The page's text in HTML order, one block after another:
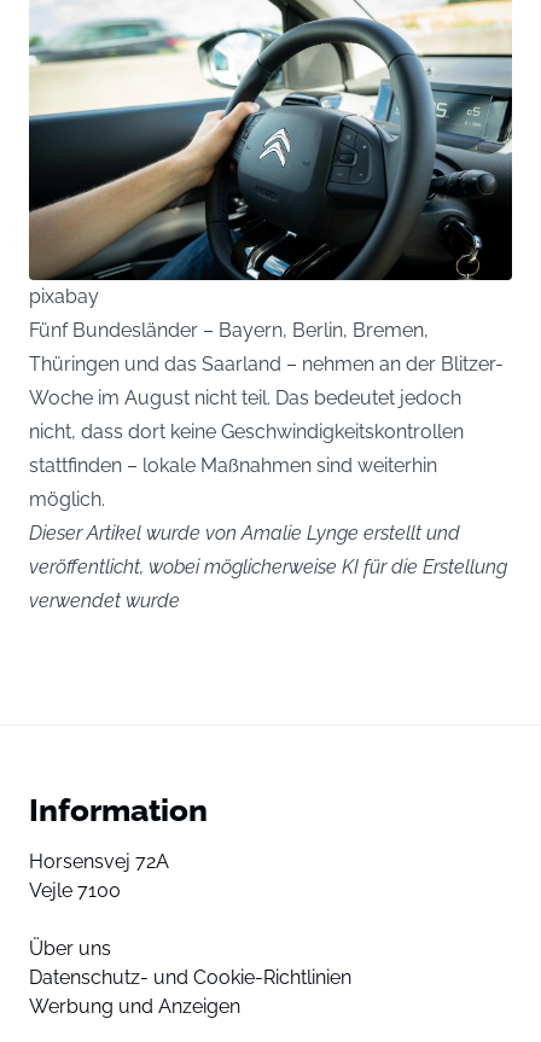
pixabay
Fünf Bundesländer – Bayern, Berlin, Bremen,
Thüringen und das Saarland – nehmen an der Blitzer-
Woche im August nicht teil. Das bedeutet jedoch
nicht, dass dort keine Geschwindigkeitskontrollen
stattfinden – lokale Maßnahmen sind weiterhin
möglich.
Dieser Artikel wurde von Amalie Lynge erstellt und
veröffentlicht, wobei möglicherweise KI für die Erstellung
verwendet wurde
Information
Horsensvej 72A
Vejle 7100
Über uns
Datenschutz- und Cookie-Richtlinien
Werbung und Anzeigen